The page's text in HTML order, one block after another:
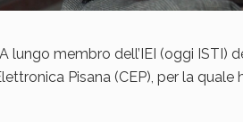
lungo membro dell’IEI (oggi ISTI)
Pisana (CEP), per la quale